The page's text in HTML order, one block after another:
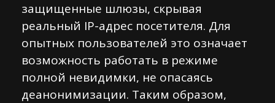
защищенные шлюзы, скрывая
реальный IP-адрес посетителя. Для
опытных пользователей это означает
возможность работать в режиме
полной невидимки, не опасаясь
деанонимизации. Таким образом,